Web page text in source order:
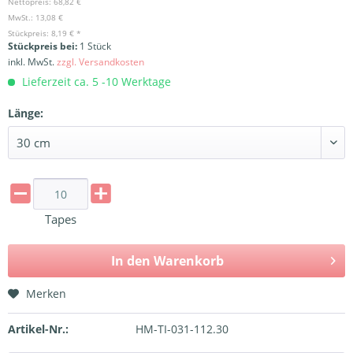
MwSt.: 13,08 €
Stückpreis: 8,19 € *
Stückpreis bei: 1 Stück
inkl. MwSt.zzgl. Versandkosten
Lieferzeit ca. 5 -10 Werktage
Länge:
Tapes
In den Warenkorb
Merken
Artikel-Nr.: HM-TI-031-112.30